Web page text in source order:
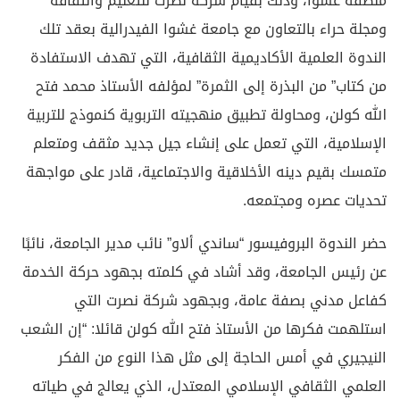
تحديات عصره ومجتمعه.
حضر الندوة البروفيسور “ساندي ألاو” نائب مدير الجامعة، نائبًا
عن رئيس الجامعة، وقد أشاد في كلمته بجهود حركة الخدمة
كفاعل مدني بصفة عامة، وبجهود شركة نصرت التي
استلهمت فكرها من الأستاذ فتح الله كولن قائلا: “إن الشعب
النيجيري في أمس الحاجة إلى مثل هذا النوع من الفكر
العلمي الثقافي الإسلامي المعتدل، الذي يعالج في طياته
العنصرية والطائفية والهمجية والإرهاب، ويهدي إلى الفكر
السليم والثقافة التي يحتاجها البشر”. واستطرد قائلا:
“سنستمر بفتح أبوابنا وأذرعنا للترحيب بأي نشاط تقومون به
في المستقبل”.